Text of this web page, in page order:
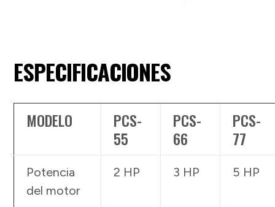
ESPECIFICACIONES
MODELO
PCS-
55
PCS-
66
PCS-
77
Potencia
del motor
2 HP 3 HP 5 HP